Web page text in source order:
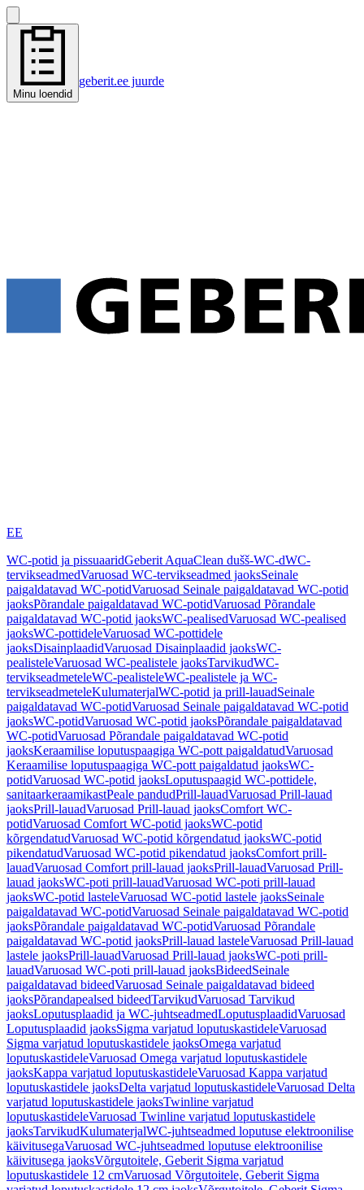
Minu loendid
geberit.ee juurde
EE
WC-potid ja pissuaaridGeberit AquaClean dušš-WC-dWC-
tervikseadmedVaruosad WC-tervikseadmed jaoksSeinale
paigaldatavad WC-potidVaruosad Seinale paigaldatavad WC-potid
jaoksPõrandale paigaldatavad WC-potidVaruosad Põrandale
paigaldatavad WC-potid jaoksWC-pealisedVaruosad WC-pealised
jaoksWC-pottideleVaruosad WC-pottidele
jaoksDisainplaadidVaruosad Disainplaadid jaoksWC-
pealisteleVaruosad WC-pealistele jaoksTarvikudWC-
tervikseadmeteleWC-pealisteleWC-pealistele ja WC-
tervikseadmeteleKulumaterjalWC-potid ja prill-lauadSeinale
paigaldatavad WC-potidVaruosad Seinale paigaldatavad WC-potid
jaoksWC-potidVaruosad WC-potid jaoksPõrandale paigaldatavad
WC-potidVaruosad Põrandale paigaldatavad WC-potid
jaoksKeraamilise loputuspaagiga WC-pott paigaldatudVaruosad
Keraamilise loputuspaagiga WC-pott paigaldatud jaoksWC-
potidVaruosad WC-potid jaoksLoputuspaagid WC-pottidele,
sanitaarkeraamikastPeale pandudPrill-lauadVaruosad Prill-lauad
jaoksPrill-lauadVaruosad Prill-lauad jaoksComfort WC-
potidVaruosad Comfort WC-potid jaoksWC-potid
kõrgendatudVaruosad WC-potid kõrgendatud jaoksWC-potid
pikendatudVaruosad WC-potid pikendatud jaoksComfort prill-
lauadVaruosad Comfort prill-lauad jaoksPrill-lauadVaruosad Prill-
lauad jaoksWC-poti prill-lauadVaruosad WC-poti prill-lauad
jaoksWC-potid lasteleVaruosad WC-potid lastele jaoksSeinale
paigaldatavad WC-potidVaruosad Seinale paigaldatavad WC-potid
jaoksPõrandale paigaldatavad WC-potidVaruosad Põrandale
paigaldatavad WC-potid jaoksPrill-lauad lasteleVaruosad Prill-lauad
lastele jaoksPrill-lauadVaruosad Prill-lauad jaoksWC-poti prill-
lauadVaruosad WC-poti prill-lauad jaoksBideedSeinale
paigaldatavad bideedVaruosad Seinale paigaldatavad bideed
jaoksPõrandapealsed bideedTarvikudVaruosad Tarvikud
jaoksLoputusplaadid ja WC-juhtseadmedLoputusplaadidVaruosad
Loputusplaadid jaoksSigma varjatud loputuskastideleVaruosad
Sigma varjatud loputuskastidele jaoksOmega varjatud
loputuskastideleVaruosad Omega varjatud loputuskastidele
jaoksKappa varjatud loputuskastideleVaruosad Kappa varjatud
loputuskastidele jaoksDelta varjatud loputuskastideleVaruosad Delta
varjatud loputuskastidele jaoksTwinline varjatud
loputuskastideleVaruosad Twinline varjatud loputuskastidele
jaoksTarvikudKulumaterjalWC-juhtseadmed loputuse elektroonilise
käivitusegaVaruosad WC-juhtseadmed loputuse elektroonilise
käivitusega jaoksVõrgutoitele, Geberit Sigma varjatud
loputuskastidele 12 cmVaruosad Võrgutoitele, Geberit Sigma